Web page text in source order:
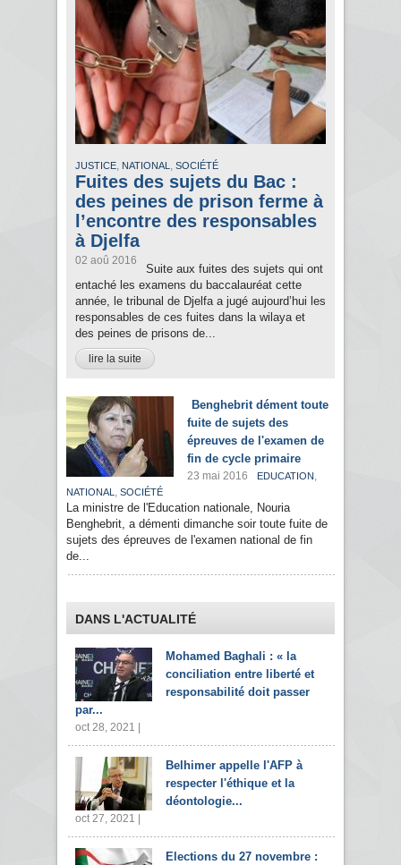
JUSTICE, NATIONAL , SOCIÉTÉ
Fuites des sujets du Bac :
des peines de prison ferme à
l’encontre des responsables
à Djelfa
02 aoû 2016
Suite aux fuites des sujets qui ont
entaché les examens du baccalauréat cette
année, le tribunal de Djelfa a jugé aujourd’hui les
responsables de ces fuites dans la wilaya et
des peines de prisons de...
lire la suite
Benghebrit dément toute
fuite de sujets des
épreuves de l'examen de
fin de cycle primaire
23 mai 2016 EDUCATION ,
NATIONAL , SOCIÉTÉ
La ministre de l'Education nationale, Nouria
Benghebrit, a démenti dimanche soir toute fuite de
sujets des épreuves de l'examen national de fin
de...
DANS L'ACTUALITÉ
Mohamed Baghali : « la
conciliation entre liberté et
responsabilité doit passer
par...
oct 28, 2021 |
Belhimer appelle l'AFP à
respecter l'éthique et la
déontologie...
oct 27, 2021 |
Elections du 27 novembre :